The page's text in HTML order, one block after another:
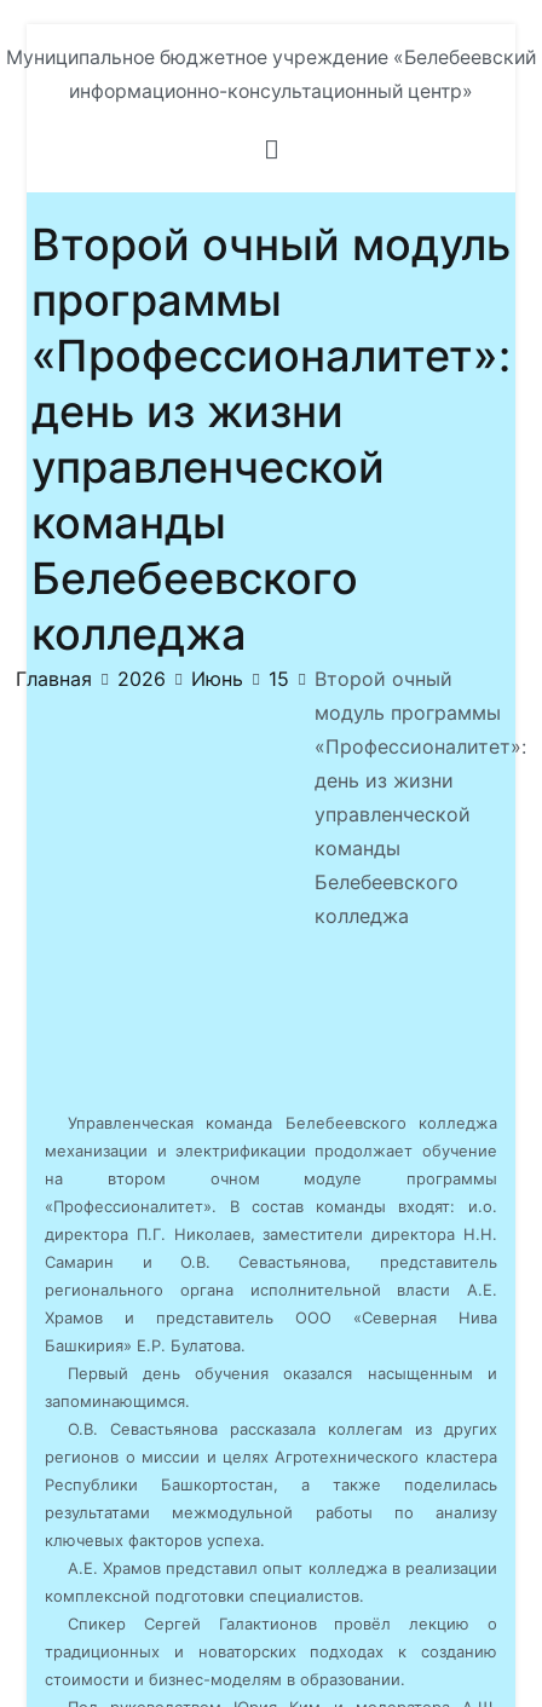
к
содержимому
Муниципальное бюджетное учреждение «Белебеевский
информационно-консультационный центр»
Второй очный модуль
программы
«Профессионалитет»:
день из жизни
управленческой
команды
Белебеевского
колледжа
Главная 2026 Июнь 15
Второй очный
модуль программы
«Профессионалитет»:
день из жизни
управленческой
команды
Белебеевского
колледжа
Управленческая команда Белебеевского колледжа
механизации и электрификации продолжает обучение
на втором очном модуле программы
«Профессионалитет». В состав команды входят: и.о.
директора П.Г. Николаев, заместители директора Н.Н.
Самарин и О.В. Севастьянова, представитель
регионального органа исполнительной власти А.Е.
Храмов и представитель ООО «Северная Нива
Башкирия» Е.Р. Булатова.
Первый день обучения оказался насыщенным и
запоминающимся.
О.В. Севастьянова рассказала коллегам из других
регионов о миссии и целях Агротехнического кластера
Республики Башкортостан, а также поделилась
результатами межмодульной работы по анализу
ключевых факторов успеха.
А.Е. Храмов представил опыт колледжа в реализации
комплексной подготовки специалистов.
Спикер Сергей Галактионов провёл лекцию о
традиционных и новаторских подходах к созданию
стоимости и бизнес-моделям в образовании.